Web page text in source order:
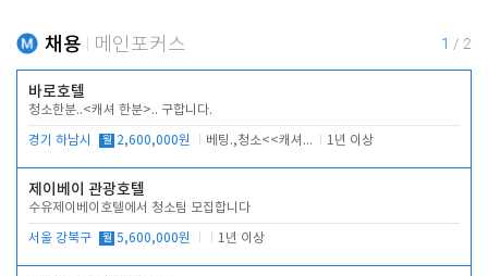
채용 메인포커스 1 / 2
바로호텔
청소한분..<캐셔 한분>.. 구합니다.
경기 하남시 월 2,600,000원 베팅.,청소<<캐셔 모셔봅니다. 1년 이상
제이베이 관광호텔
수유제이베이호텔에서 청소팀 모집합니다
서울 강북구 월 5,600,000원 1년 이상